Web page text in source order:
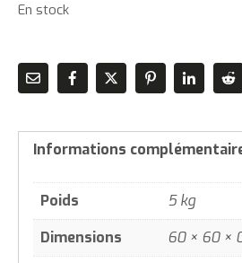
En stock
Informations
Poids
5 kg
Dimensions
60 × 60 ×